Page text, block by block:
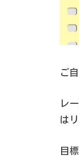
ご
レ
は
目